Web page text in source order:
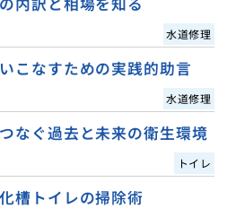
水道修理
こなすための実践的助言
水道修理
なぐ過去と未来の衛生環境
トイレ
槽トイレの掃除術